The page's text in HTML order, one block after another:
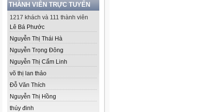
THÀNH VIÊN TRỰC TUYẾN
1217 khách và 111 thành viên
Lê Bá Phước
Nguyễn Thị Thái Hà
Nguyễn Trọng Đông
Nguyễn Thị Cẩm Linh
võ thị lan thảo
Đỗ Văn Thích
Nguyễn Thị Hồng
thúy đinh